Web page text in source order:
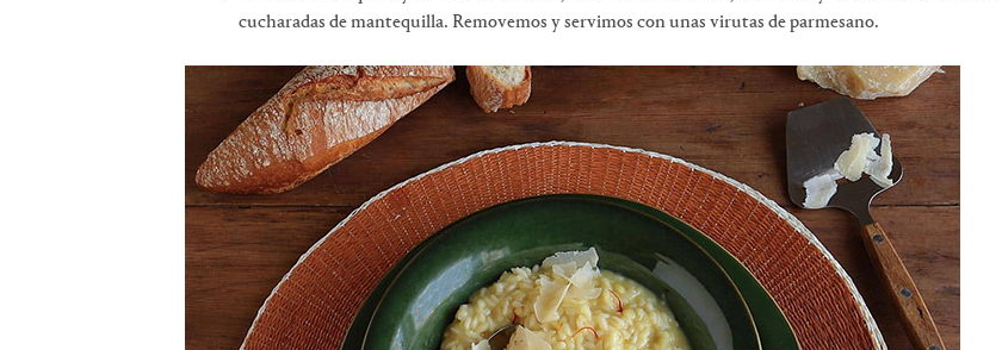
cucharadas de mantequilla. Removemos y servimos con unas virutas de parmesano.